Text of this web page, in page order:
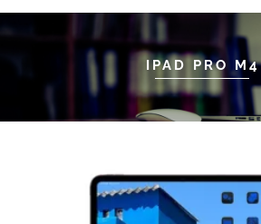
IPAD PRO M4